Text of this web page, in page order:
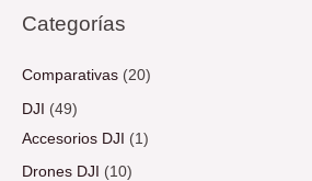
Categorías
Comparativas (20)
DJI (49)
Accesorios DJI (1)
Drones DJI (10)